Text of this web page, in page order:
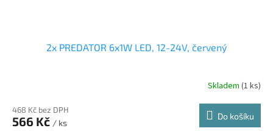
2x PREDATOR 6x1W LED, 12-24V, červený
Skladem (1 ks)
468 Kč bez DPH
566 Kč / ks
Do košíku